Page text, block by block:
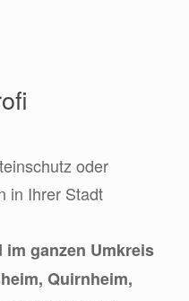
oder
in Ihrer Stadt
im ganzen Umkreis
Quirnheim,